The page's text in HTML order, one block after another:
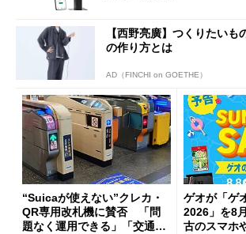
【西野亮廣】つくりたいも
の作り方とは
AD（FINCHI on GOETHE）
“Suicaが使えない”クレカ・
QR専用改札機に賛否 「問
題なく運用できる」「交通系I
ゲオが「ゲ
2026」を8
古のスマホ